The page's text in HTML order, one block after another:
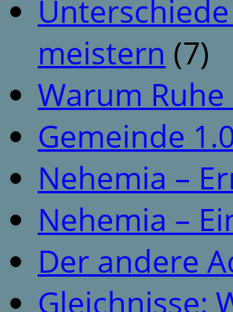
meistern (7)
Warum
Gemeinde
Nehemia –
Nehemia –
Der andere
Gleichnisse: